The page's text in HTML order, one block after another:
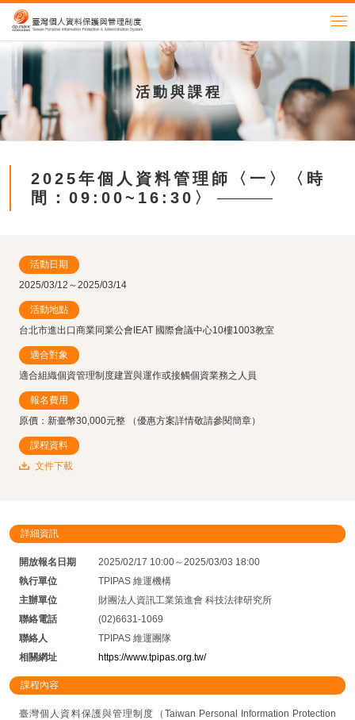
活動與課程
2025年個人資料管理師〈一〉〈時
間：09:00~16:30〉
活動日期
2025/03/12～2025/03/14
活動地點
台北市進出口商業同業公會IEAT 國際會議中心10樓1003教室
適合對象
適合組織個資管理制度建置與運作或接觸個資業務之人員
報名費用
原價：新臺幣30,000元整 （優惠方案詳情敬請參閱簡章）
課程資料
文件下載
詳細資訊
開放報名日期
2025/02/17 10:00～2025/03/03 18:00
執行單位
TPIPAS 維運機構
主辦單位
財團法人資訊工業策進會 科技法律研究所
聯絡電話
(02)6631-1069
聯絡人
TPIPAS 維運團隊
相關網址
https://www.tpipas.org.tw/
課程內容
臺灣個人資料保護與管理制度（Taiwan Personal Information Protection